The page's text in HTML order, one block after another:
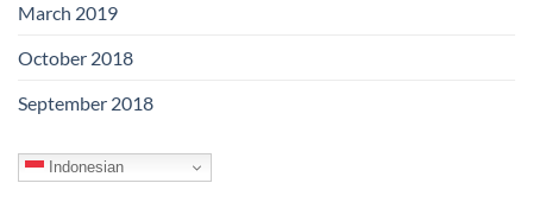
March 2019
October 2018
September 2018
Indonesian